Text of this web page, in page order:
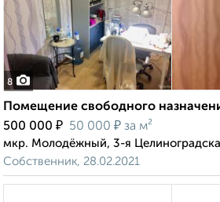
8
Помещение свободного
500 000 ₽ 50 000 ₽ за м²
мкр. Молодёжный, 3-я
Собственник, 28.02.2021